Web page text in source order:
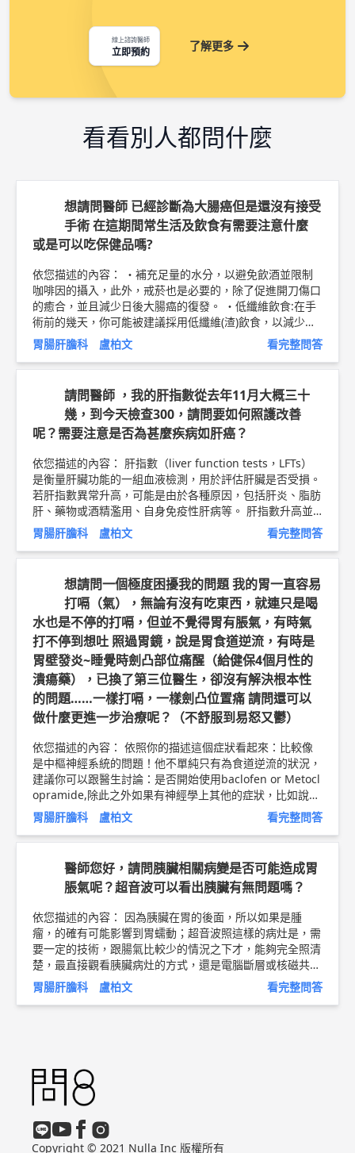
線上諮詢醫師
立即預約 了解更多
看看別人都問什麼
想請問醫師 已經診斷為大腸癌但是還沒有接受
手術 在這期間常生活及飲食有需要注意什麼
或是可以吃保健品嗎?
依您描述的內容： ・補充足量的水分，以避免飲酒並限制
咖啡因的攝入，此外，戒菸也是必要的，除了促進開刀傷口
的癒合，並且減少日後大腸癌的復發。 ・低纖維飲食:在手
術前的幾天，你可能被建議採用低纖維(渣)飲食，以減少結
腸中的體積。這可以包括白米飯、白面包、意大利麵，以及
煮熟的削皮或無籽的蔬菜，這是為了避免開刀前食物的殘渣
累積在大腸腫瘤處，甚至造成腸道的破裂。 ・蛋白質:攝入
足夠且優質的蛋白質，如雞肉、魚肉或豆腐，以幫助保持肌
肉質量和支持開刀後的傷口癒合。 ・避免產生氣體的食物:
限制可能導致氣體或腹脹的食物，如豆類和碳酸飲料，怕已
經狹窄的腸道產生過度的脹氣。 ・遵循術前指示:你的醫療
內禁食或只飲用透明液體，這是為了確保腸道的乾淨以避免
有殘餘的糞便，導致開刀中不必要的感染。 以上純係觀念
交流，一切以醫師實際看診為準。 雙和醫院消化內科專任
主治醫師 盧柏文 醫師簡介 ►http://bit.ly/2JICtyw
胃腸肝膽科 盧柏文 看完整問答
請問醫師 ，我的肝指數從去年11月大概三十
幾，到今天檢查300，請問要如何照護改善
呢？需要注意是否為甚麼疾病如肝癌？
依您描述的內容： 肝指數（liver function tests，LFTs）
是衡量肝臟功能的一組血液檢測，用於評估肝臟是否受損。
若肝指數異常升高，可能是由於各種原因，包括肝炎、脂肪
肝、藥物或酒精濫用、自身免疫性肝病等。 肝指數升高並
不一定意味著患有肝癌，但長期的肝損傷可能增加罹患肝癌
的風險。要改善肝指數，您可以考慮以下建議： 適量飲
酒：過量飲酒可能對肝臟造成損害。限制酒精攝取或完全戒
酒有助於保護肝臟。 維持健康的體重：過重或肥胖可能導
致脂肪肝。保持適當的體重、健康的飲食和規律的運動有助
於預防脂肪肝。 避免不必要的藥物：過量使用某些藥物
（如非處方止痛藥）可能對肝臟造成損害。在使用藥物時，
請遵循醫生的建議。 預防肝炎：接種肝炎疫苗、避免與已
知感染者共用針筒或其他衛生用品，並在性行為中使用保險
套，以降低感染肝炎病毒的風險。 定期檢查：若您有肝病
家族史或患有肝病的高危險因素，請定期進行肝臟檢查。如
果擔心早期的肝癌形成，超音波的影像追蹤也是重要的預防
手段。也因此會建議與您附近的胃腸肝膽科醫師討論一下，
實際看診為準。 雙和醫院與新國民醫院 胃腸肝膽科(消化內
科) 主治醫師 盧柏文
胃腸肝膽科 盧柏文 看完整問答
想請問一個極度困擾我的問題 我的胃一直容易
打嗝（氣），無論有沒有吃東西，就連只是喝
水也是不停的打嗝，但並不覺得胃有脹氣，有時氣
打不停到想吐 照過胃鏡，說是胃食道逆流，有時是
胃壁發炎~睡覺時劍凸部位痛醒（給健保4個月性的
潰瘍藥），已換了第三位醫生，卻沒有解決根本性
的問題……一樣打嗝，一樣劍凸位置痛 請問還可以
做什麼更進一步治療呢？（不舒服到易怒又鬱）
依您描述的內容： 依照你的描述這個症狀看起來：比較像
是中樞神經系統的問題！他不單純只有為食道逆流的狀況，
建議你可以跟醫生討論：是否開始使用baclofen or Metocl
opramide,除此之外如果有神經學上其他的症狀，比如說步
伐不穩，手抖症狀⋯⋯等，也一併跟醫生討論，避免病灶在
中樞神經系統而延遲發現喔 以上純係觀念交流，一切以醫
師實際看診為準。 輝雄健檢診所 內科 主任 盧柏文 醫師簡
http://bit.ly/2JICtyw 胃食道逆流衛教文章 ► http://bi
t.ly/2OdQWoE
胃腸肝膽科 盧柏文 看完整問答
醫師您好，請問胰臟相關病變是否可能造成胃
脹氣呢？超音波可以看出胰臟有無問題嗎？
依您描述的內容： 因為胰臟在胃的後面，所以如果是腫
瘤，的確有可能影響到胃蠕動；超音波照這樣的病灶是，需
要一定的技術，跟腸氣比較少的情況之下才，能夠完全照清
楚，最直接觀看胰臟病灶的方式，還是電腦斷層或核磁共
振，會減少腸氣的干擾 以上純係觀念交流，一切以醫師實
際看診為準。 輝雄健檢診所 內科 主任 盧柏文 醫師簡介 ►
胃腸肝膽科 盧柏文 看完整問答
Copyright © 2021 Nulla Inc 版權所有